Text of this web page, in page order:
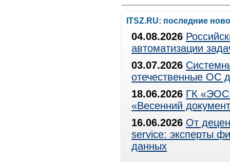
ITSZ.RU: последние
04.08.2026
автоматизации
03.07.2026
отечественные ОС
18.06.2026 ГК
«Весенний
16.06.2026 От
service: эксперты
данных